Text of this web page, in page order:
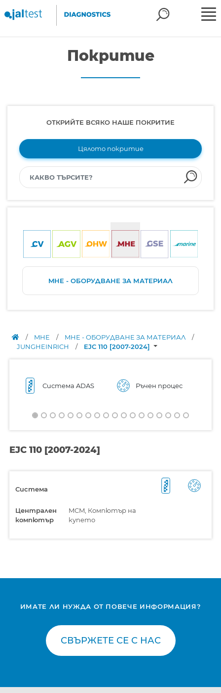
Покритие
ОТКРИЙТЕ ВСЯКО НАШЕ ПОКРИТИЕ
Цялото покритие
MHE - ОБОРУДВАНЕ ЗА МАТЕРИАЛ
/ MHE / MHE - ОБОРУДВАНЕ ЗА МАТЕРИАЛ
/
JUNGHEINRICH
/ EJC 110 [2007-2024]
Система ADAS Ръчен процес
EJC 110 [2007-2024]
Система
Централен
компютър
MCM, Компютър на
купето
ИМАТЕ ЛИ НУЖДА ОТ ПОВЕЧЕ ИНФОРМАЦИЯ?
СВЪРЖЕТЕ СЕ С НАС